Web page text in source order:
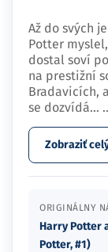
Až do svých
Potter
dostal soví
na prestižní
Bradavicích,
se dozvídá…
Zobraziť
ORIGINÁLNY
Harry Potter
Potter, #1)